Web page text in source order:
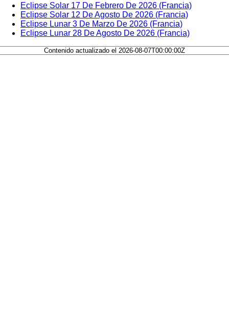
Eclipse Solar 17 De Febrero De 2026 (Francia)
Eclipse Solar 12 De Agosto De 2026 (Francia)
Eclipse Lunar 3 De Marzo De 2026 (Francia)
Eclipse Lunar 28 De Agosto De 2026 (Francia)
Contenido actualizado el 2026-08-07T00:00:00Z